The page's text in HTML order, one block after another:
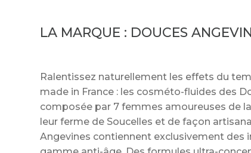
LA MARQUE : DOUCES
Ralentissez naturellement les effets du
made in France : les cosméto-fluides des
composée par 7 femmes amoureuses de
leur ferme de Soucelles et de façon
Angevines contiennent exclusivement des